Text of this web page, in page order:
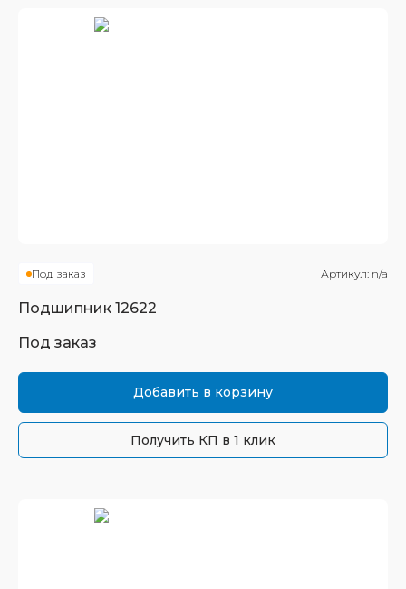
Под заказ Артикул: n/a
Подшипник 12622
Под заказ
Добавить в корзину
Получить КП в 1 клик